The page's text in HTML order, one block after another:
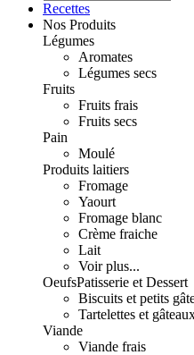
Recettes
Nos Produits
Légumes
Aromates
Légumes secs
Fruits
Fruits frais
Fruits secs
Pain
Moulé
Produits laitiers
Fromage
Yaourt
Fromage blanc
Crème fraiche
Lait
Voir plus...
OeufsPatisserie et Dessert
Biscuits et petits
Tartelettes et
Viande
Viande frais